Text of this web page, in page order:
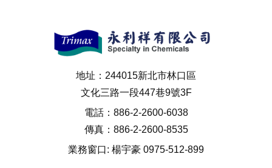
地址：244015新北市林口區
文化三路一段447巷9號3F
電話：886-2-2600-6038
傳真：886-2-2600-8535
業務窗口: 楊宇豪 0975-512-899